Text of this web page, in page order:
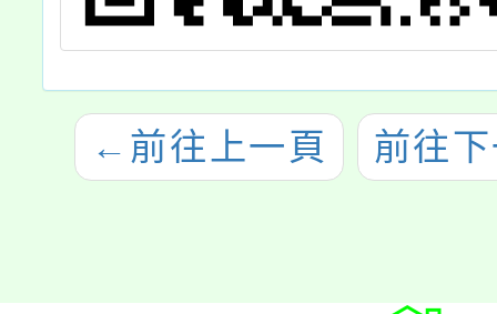
← 前往上一頁 前往